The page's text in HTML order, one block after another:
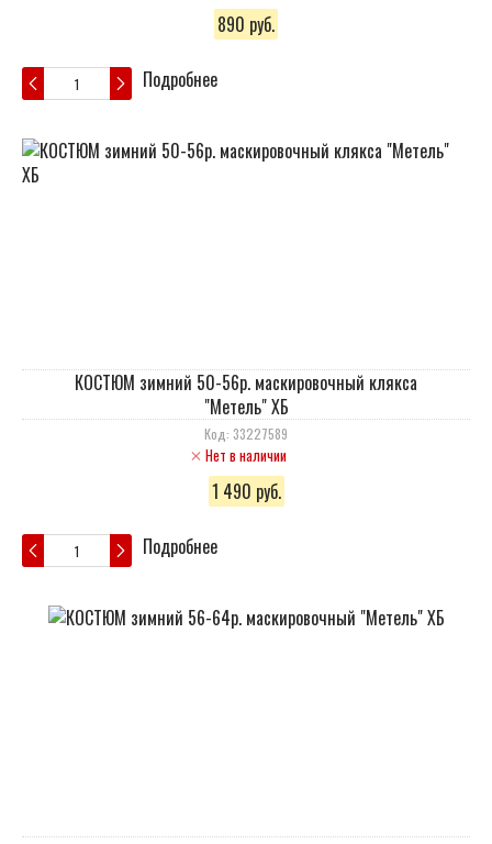
890 руб.
Подробнее
КОСТЮМ зимний 50-56р. маскировочный клякса
"Метель" ХБ
Код: 33227589
Нет в наличии
1 490 руб.
Подробнее